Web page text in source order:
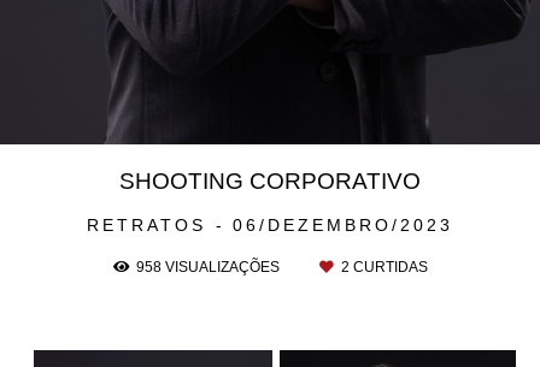
RETRATOS 06/DEZEMBRO/2023
SHOOTING CORPORATIVO
958VISUALIZAÇÕES 2 CURTIDAS